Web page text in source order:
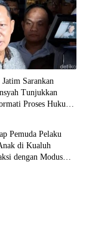
Sarankan
Tunjukkan
Proses Hukum,
Pemuda Pelaku
di Kualuh
dengan Modus